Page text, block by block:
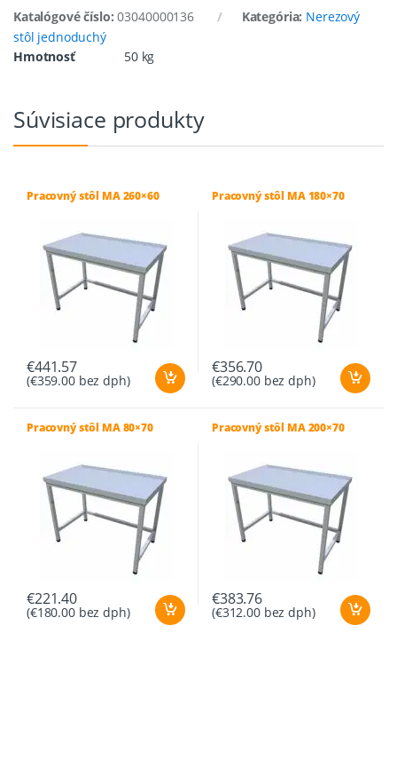
Katalógové číslo:03040000136 Kategória: Nerezový
stôl jednoduchý
Hmotnosť
50 kg
Súvisiace produkty
Pracovný stôl MA 260×60
€441.57
(€359.00bez dph)
Pracovný stôl MA 180×70
€356.70
(€290.00bez dph)
Pracovný stôl MA 80×70
€221.40
(€180.00bez dph)
Pracovný stôl MA 200×70
€383.76
(€312.00bez dph)